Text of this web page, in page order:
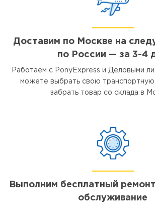
Доставим по Москве на
по России — за 3-4
Работаем с PonyExpress и Деловыми
можете выбрать свою
забрать товар со склада в
Выполним бесплатный
обслуживание